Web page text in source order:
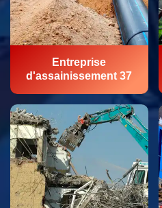
Entreprise
d'assainissement 37